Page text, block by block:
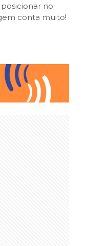
no
conta muito!